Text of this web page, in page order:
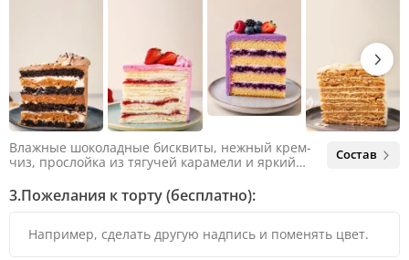
Влажные шоколадные бисквиты, нежный крем-
чиз, прослойка из тягучей карамели и яркий
яркий вкус шоколада и тягучей карамели, не
оставляя ни единого шанса остаться
Состав
3.Пожелания к торту (бесплатно):